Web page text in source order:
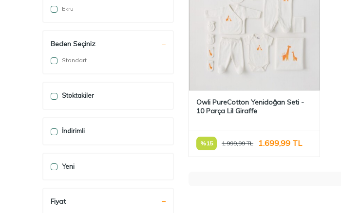
Ekru
Beden Seçiniz
Standart
Stoktakiler
İndirimli
Yeni
Fiyat
Owli PureCotton Yenidoğan Seti -
10 Parça Lil Giraffe
%15 1.999,99TL 1.699,99 TL